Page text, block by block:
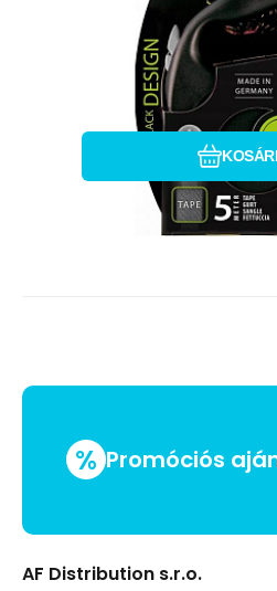
Bargteheide-i üzemben
% Promóciós
AF Distribution s.r.o.